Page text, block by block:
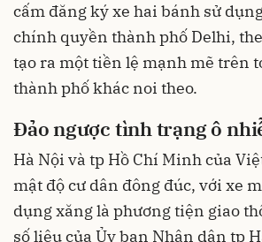
cấm đăng ký xe hai bánh sử
chính quyền thành phố Delhi,
tạo ra một tiền lệ mạnh mẽ trên
thành phố khác noi theo.
Đảo ngược tình trạng ô
Hà Nội và tp Hồ Chí Minh của
mật độ cư dân đông đúc, với xe
dụng xăng là phương tiện giao
số liệu của Ủy ban Nhân dân tp